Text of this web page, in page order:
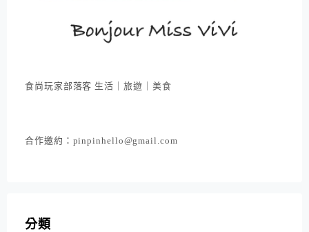
食尚玩家部落客 生活｜旅遊｜美食
合作邀約：pinpinhello@gmail.com
分類